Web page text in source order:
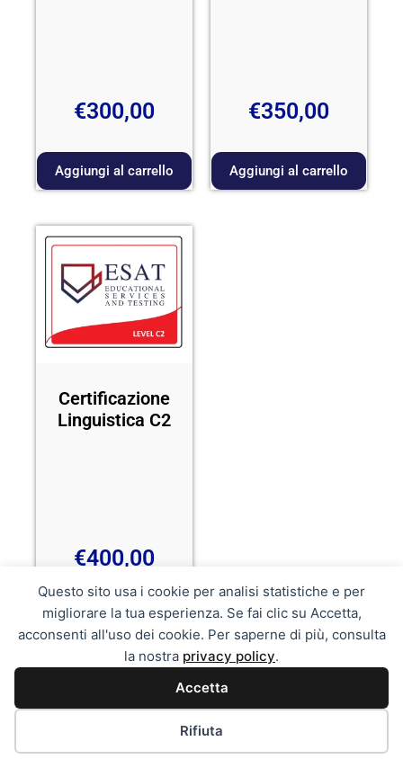
Questo sito usa i cookie per analisi statistiche e per
migliorare la tua esperienza. Se fai clic su Accetta,
acconsenti all'uso dei cookie. Per saperne di più, consulta
la nostra privacy policy.
Accetta
Rifiuta
€300,00
Aggiungi al carrello
€350,00
Aggiungi al carrello
Certificazione
Linguistica C2
€400,00
Aggiungi al carrello
348.0403846